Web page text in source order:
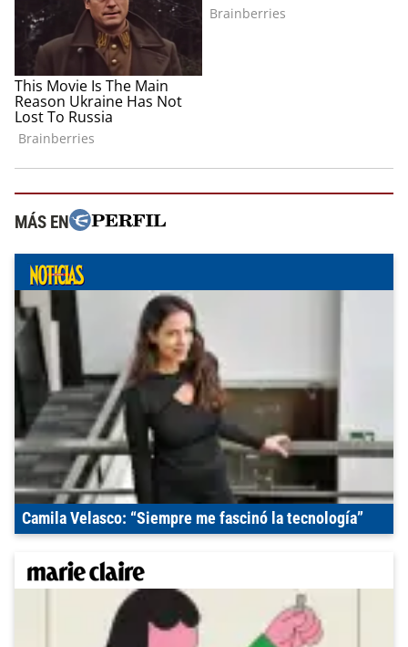
MÁS EN
Camila Velasco: “Siempre me fascinó la tecnología”